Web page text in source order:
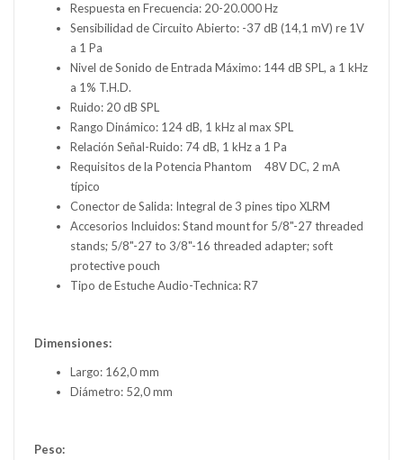
Respuesta en Frecuencia: 20-20.000 Hz
Sensibilidad de Circuito Abierto: -37 dB (14,1 mV) re 1V
a 1 Pa
Nivel de Sonido de Entrada Máximo: 144 dB SPL, a 1 kHz
a 1% T.H.D.
Ruido: 20 dB SPL
Rango Dinámico: 124 dB, 1 kHz al max SPL
Relación Señal-Ruido: 74 dB, 1 kHz a 1 Pa
Requisitos de la Potencia Phantom
48V DC, 2 mA
típico
Conector de Salida: Integral de 3 pines tipo XLRM
Accesorios Incluidos: Stand mount for 5/8"-27 threaded
stands; 5/8"-27 to 3/8"-16 threaded adapter; soft
protective pouch
Tipo de Estuche Audio-Technica: R7
Dimensiones:
Largo: 162,0 mm
Diámetro: 52,0 mm
Peso: